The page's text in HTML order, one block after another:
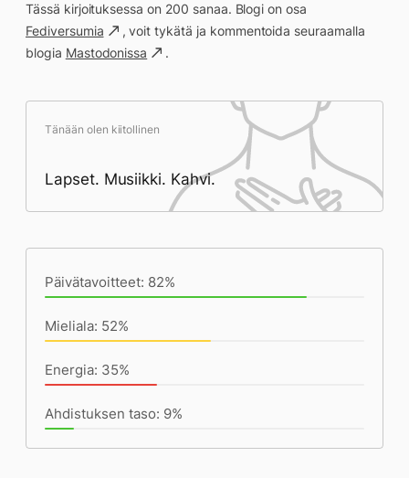
Tässä kirjoituksessa on 200 sanaa. Blogi on osa
Fediversumia
, voit tykätä ja kommentoida seuraamalla
blogia Mastodonissa .
Tänään olen kiitollinen
Lapset. Musiikki. Kahvi.
Päivätavoitteet: 82%
Mieliala: 52%
Energia: 35%
Ahdistuksen taso: 9%